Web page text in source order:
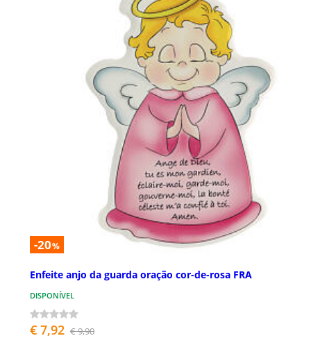
-20%
Enfeite anjo da guarda oração cor-de-rosa FRA
DISPONÍVEL
€ 7,92 € 9,90